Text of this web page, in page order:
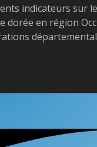
indicateurs sur
dorée en région